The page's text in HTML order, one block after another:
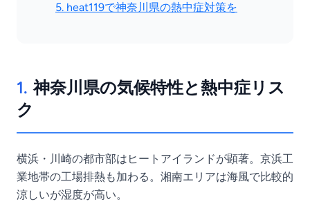
5. heat119で神奈川県の熱中症対策を
1. 神奈川県の気候特性と熱中症リス
ク
横浜・川崎の都市部はヒートアイランドが顕著。京浜工
業地帯の工場排熱も加わる。湘南エリアは海風で比較的
涼しいが湿度が高い。